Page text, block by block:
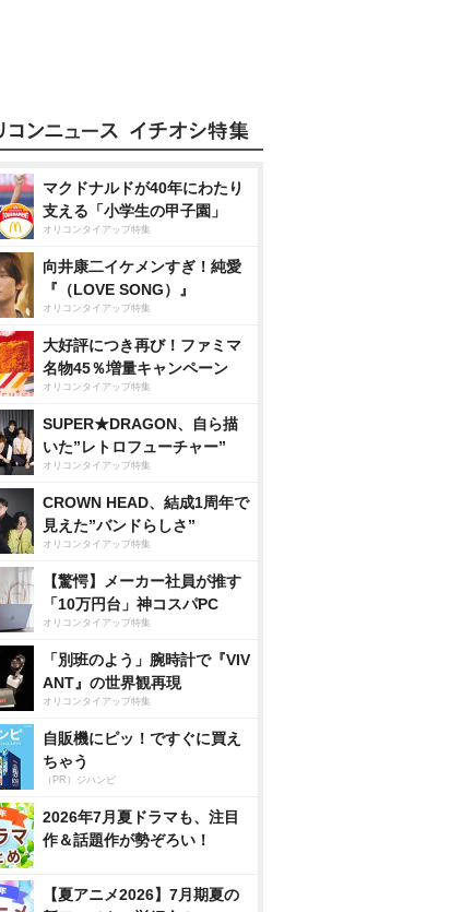
マクドナルドが40年にわたり
支える「小学生の甲子園」
オリコンタイアップ特集
向井康二イケメンすぎ！純愛
『（LOVE SONG）』
オリコンタイアップ特集
大好評につき再び！ファミマ
名物45％増量キャンペーン
オリコンタイアップ特集
SUPER★DRAGON、自ら描
いた”レトロフューチャー”
オリコンタイアップ特集
CROWN HEAD、結成1周年で
見えた”バンドらしさ”
オリコンタイアップ特集
【驚愕】メーカー社員が推す
「10万円台」神コスパPC
オリコンタイアップ特集
「別班のよう」腕時計で『VIV
ANT』の世界観再現
オリコンタイアップ特集
自販機にピッ！ですぐに買え
ちゃう
（PR）ジハンピ
2026年7月夏ドラマも、注目
作＆話題作が勢ぞろい！
【夏アニメ2026】7月期夏の